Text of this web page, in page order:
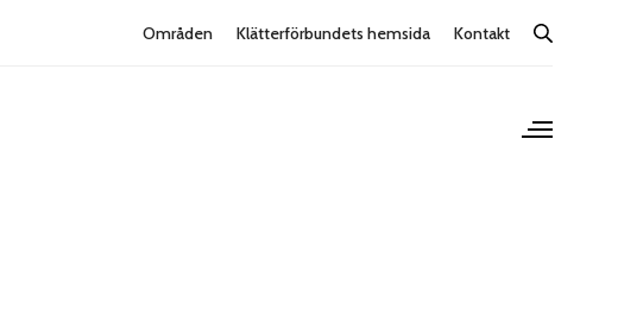
Områden Klätterförbundets hemsida Kontakt